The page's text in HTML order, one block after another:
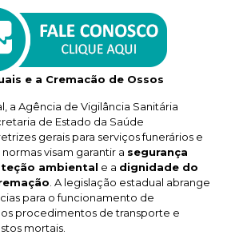
e a Cremacão de Ossos
a Agência de Vigilância Sanitária
de Estado da Saúde
gerais para serviços funerários e
visam garantir a segurança
ambiental e a dignidade do
. A legislação estadual abrange
para o funcionamento de
procedimentos de transporte e
mortais.